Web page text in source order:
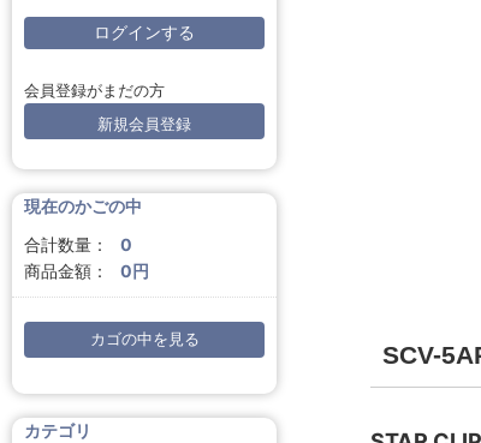
会員登録がまだの方
新規会員登録
現在のかごの中
合計数量：
0
商品金額：
0円
カゴの中を見る
カテゴリ
SCV-